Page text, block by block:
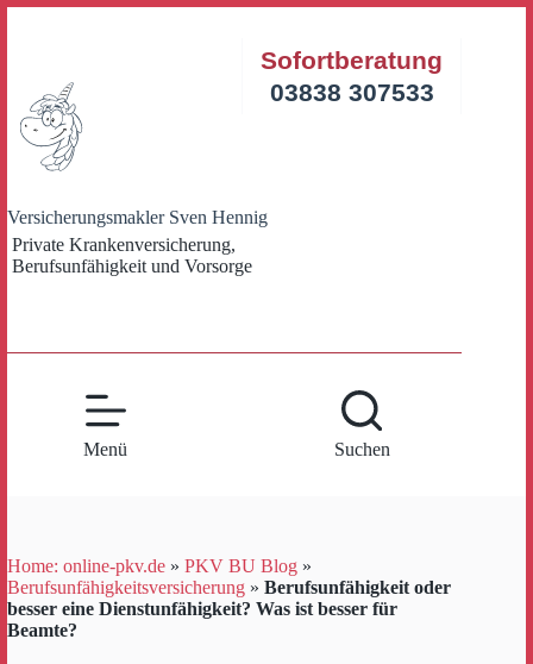
Versicherungsmakler Sven Hennig
Private Krankenversicherung,
Berufsunfähigkeit und Vorsorge
Sofortberatung
03838 307533
Menü Suchen
Home: online-pkv.de » PKV BU Blog »
Berufsunfähigkeitsversicherung » Berufsunfähigkeit oder
besser eine Dienstunfähigkeit? Was ist besser für
Beamte?